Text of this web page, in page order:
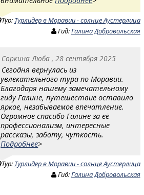
Тур: Турлидер в Моравии - солнце Аустерлица
Гид:Галина Добровольская
Соркина Люба , 28 сентября 2025
Сегодня вернулась из
увлекательного тура по Моравии.
Благодаря нашему замечательному
гиду Галине, путешествие оставило
яркое, незабываемое впечатление.
Огромное спасибо Галине за её
профессионализм, интересные
рассказы, заботу, чуткость.
Подробнее>
Тур: Турлидер в Моравии - солнце Аустерлица
Гид:Галина Добровольская